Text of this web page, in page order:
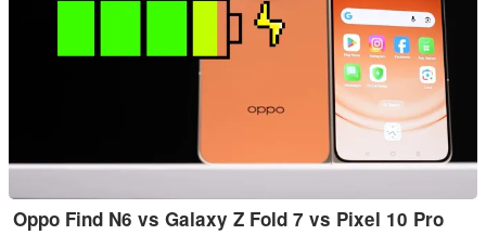
Oppo Find N6 vs Galaxy Z Fold 7 vs Pixel 10 Pro